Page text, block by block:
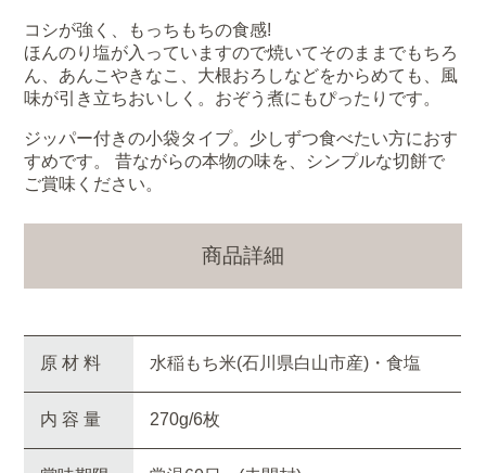
コシが強く、もっちもちの食感!
ほんのり塩が入っていますので焼いてそのままでもちろ
ん、あんこやきなこ、大根おろしなどをからめても、風
味が引き立ちおいしく。おぞう煮にもぴったりです。
ジッパー付きの小袋タイプ。少しずつ食べたい方におす
すめです。 昔ながらの本物の味を、シンプルな切餅で
ご賞味ください。
商品詳細
原 材 料 水稲もち米(石川県白山市産)・食塩
内 容 量 270g/6枚